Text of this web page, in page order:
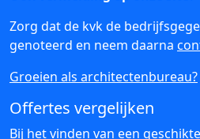
Zorg dat de kvk de
genoteerd en neem daarna
Groeien als architectenbureau?
Offertes vergelijken
Bij het vinden van een